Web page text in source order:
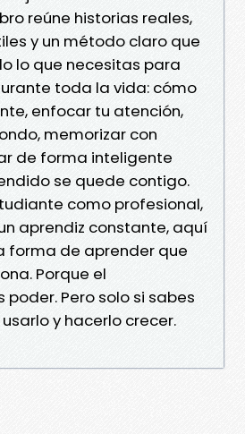
reúne historias reales,
y un método claro que
lo que necesitas para
toda la vida: cómo
enfocar tu atención,
memorizar con
de forma inteligente
se quede contigo.
como profesional,
aprendiz constante, aquí
forma de aprender que
Porque el
Pero solo si sabes
y hacerlo crecer.